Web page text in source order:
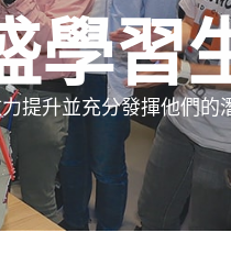
學習
提升並充分發揮他們的